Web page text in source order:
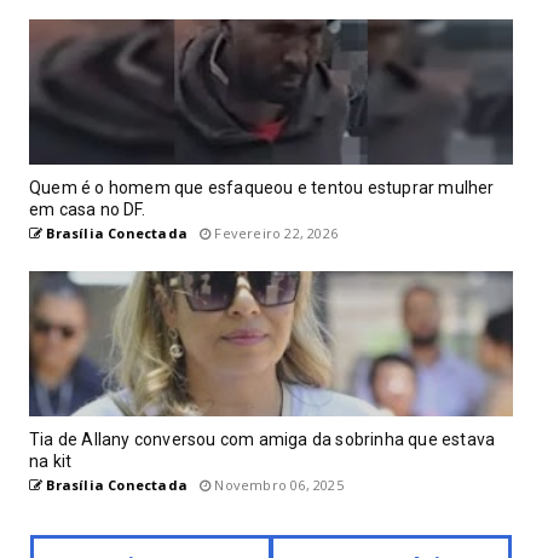
Quem é o homem que esfaqueou e tentou estuprar mulher
em casa no DF.
Brasília Conectada Fevereiro 22, 2026
Tia de Allany conversou com amiga da sobrinha que estava
na kit
Brasília Conectada Novembro 06, 2025